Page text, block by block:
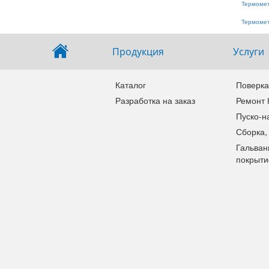
Продукция
Каталог
Разработка на заказ
Услуги
Поверка
Ремонт
Пуско-